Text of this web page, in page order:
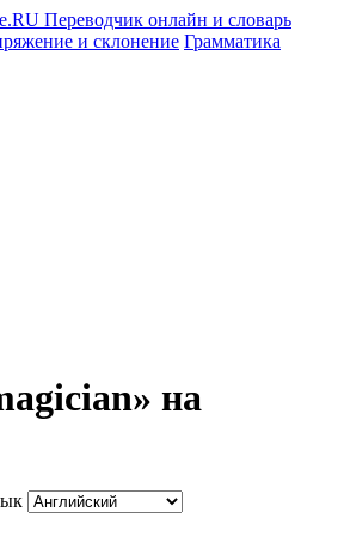
и склонение Грамматика
на